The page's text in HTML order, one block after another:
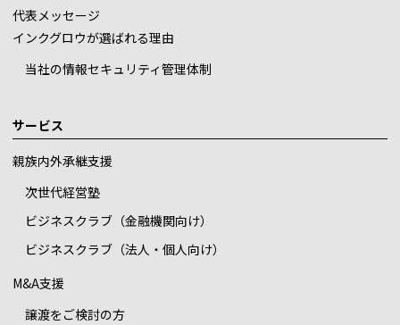
代表メッセージ
インクグロウが選ばれる理由
当社の情報セキュリティ管理体制
サービス
親族内外承継支援
次世代経営塾
ビジネスクラブ（金融機関向け）
ビジネスクラブ（法人・個人向け）
M&A支援
譲渡をご検討の方